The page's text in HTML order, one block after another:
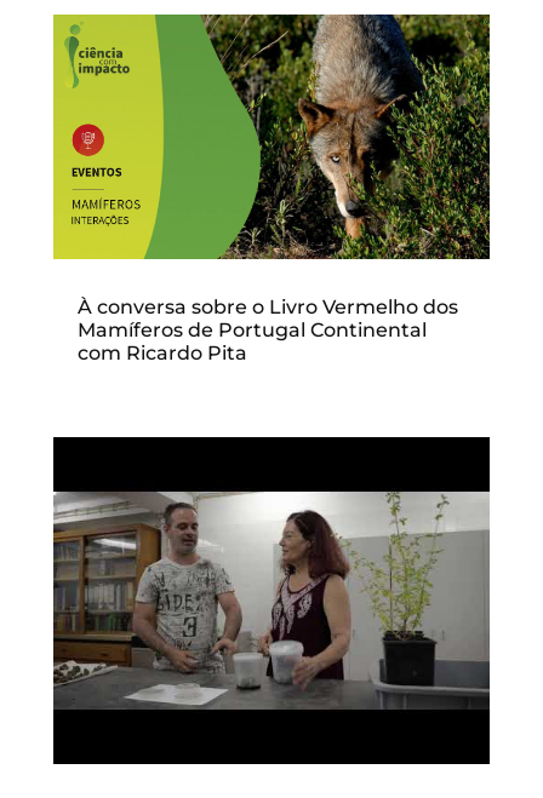
À conversa sobre o Livro Vermelho dos
Mamíferos de Portugal Continental
com Ricardo Pita